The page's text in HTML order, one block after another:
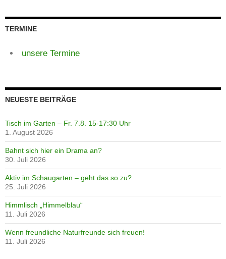
TERMINE
unsere Termine
NEUESTE BEITRÄGE
Tisch im Garten – Fr. 7.8. 15-17:30 Uhr
1. August 2026
Bahnt sich hier ein Drama an?
30. Juli 2026
Aktiv im Schaugarten – geht das so zu?
25. Juli 2026
Himmlisch „Himmelblau“
11. Juli 2026
Wenn freundliche Naturfreunde sich freuen!
11. Juli 2026